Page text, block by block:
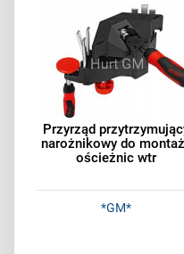
Przyrząd
narożnikowy do
ościeżnic wtr
*GM*